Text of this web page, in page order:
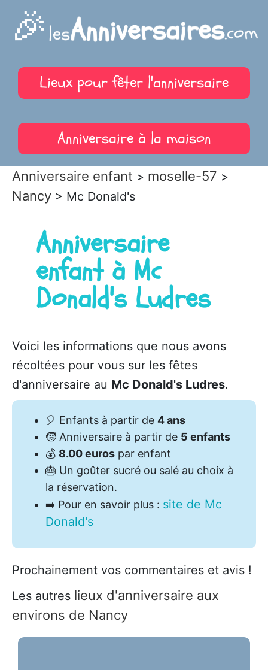
🎉 lesAnniversaires.com
Lieux pour fêter l'anniversaire
Anniversaire à la maison
Anniversaire enfant > moselle-57 >
Nancy > Mc Donald's
Anniversaire
enfant à Mc
Donald's Ludres
Voici les informations que nous avons
récoltées pour vous sur les fêtes
d'anniversaire au Mc Donald's Ludres.
🎈 Enfants à partir de 4 ans
🧒 Anniversaire à partir de 5 enfants
💰 8.00 euros par enfant
🎂 Un goûter sucré ou salé au choix à
la réservation.
➡️ Pour en savoir plus : site de Mc
Donald's
Prochainement vos commentaires et avis !
Les autres lieux d'anniversaire aux
environs de Nancy